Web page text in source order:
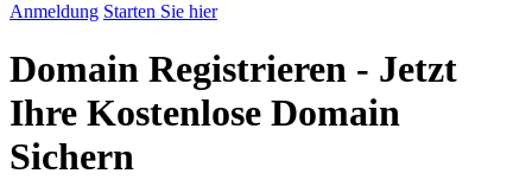
Anmeldung Starten Sie hier
Domain Registrieren - Jetzt
Ihre Kostenlose Domain
Sichern